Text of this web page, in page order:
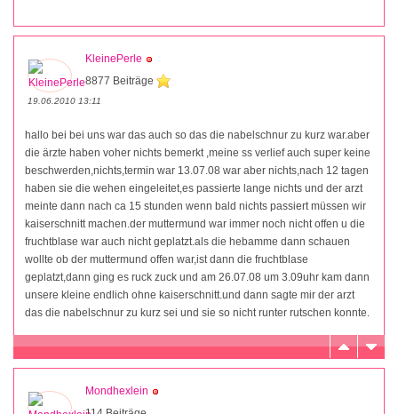
KleinePerle
8877 Beiträge
19.06.2010 13:11
hallo bei bei uns war das auch so das die nabelschnur zu kurz war.aber
die ärzte haben voher nichts bemerkt ,meine ss verlief auch super keine
beschwerden,nichts,termin war 13.07.08 war aber nichts,nach 12 tagen
haben sie die wehen eingeleitet,es passierte lange nichts und der arzt
meinte dann nach ca 15 stunden wenn bald nichts passiert müssen wir
kaiserschnitt machen.der muttermund war immer noch nicht offen u die
fruchtblase war auch nicht geplatzt.als die hebamme dann schauen
wollte ob der muttermund offen war,ist dann die fruchtblase
geplatzt,dann ging es ruck zuck und am 26.07.08 um 3.09uhr kam dann
unsere kleine endlich ohne kaiserschnitt.und dann sagte mir der arzt
das die nabelschnur zu kurz sei und sie so nicht runter rutschen konnte.
Mondhexlein